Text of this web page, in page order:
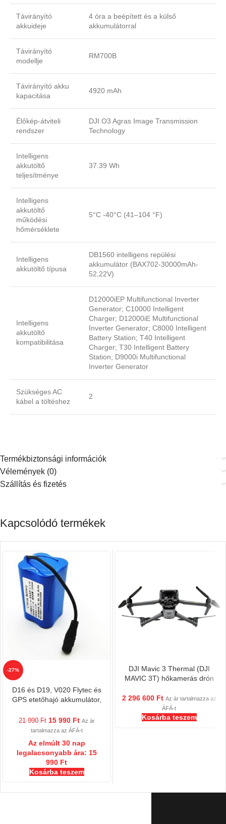
Távirányító
akkuideje
4 óra a beépített és a külső
akkumulátorral
Távirányító
modellje
RM700B
Távirányító akku
kapacitása
4920 mAh
Élőkép-átviteli
rendszer
DJI O3 Agras Image Transmission
Technology
Intelligens
akkutöltő
teljesítménye
37.39 Wh
Intelligens
akkutöltő
működési
hőmérséklete
5°C -40°C (41–104 °F)
Intelligens
akkutöltő típusa
DB1560 intelligens repülési
akkumulátor (BAX702-30000mAh-
52,22V)
Intelligens
akkutöltő
kompatibilitása
D12000iEP Multifunctional Inverter
Generator; C10000 Intelligent
Charger; D12000iE Multifunctional
Inverter Generator; C8000 Intelligent
Battery Station; T40 Intelligent
Charger; T30 Intelligent Battery
Station; D9000i Multifunctional
Inverter Generator
Szükséges AC
kábel a töltéshez
2
Termékbiztonsági információk
Vélemények (0)
Szállítás és fizetés
Kapcsolódó termékek
-27%
D16 és D19, V020 Flytec és
GPS etetőhajó akkumulátor,
21 990Ft 15 990 Ft Az ár
tartalmazza az ÁFÁ-t
Az elmúlt 30 nap
legalacsonyabb ára: 15
990 Ft
Kosárba teszem
DJI Mavic 3 Thermal (DJI
MAVIC 3T) hőkamerás drón
2 296 600 Ft Az ár tartalmazza az
ÁFÁ-t
Kosárba teszem